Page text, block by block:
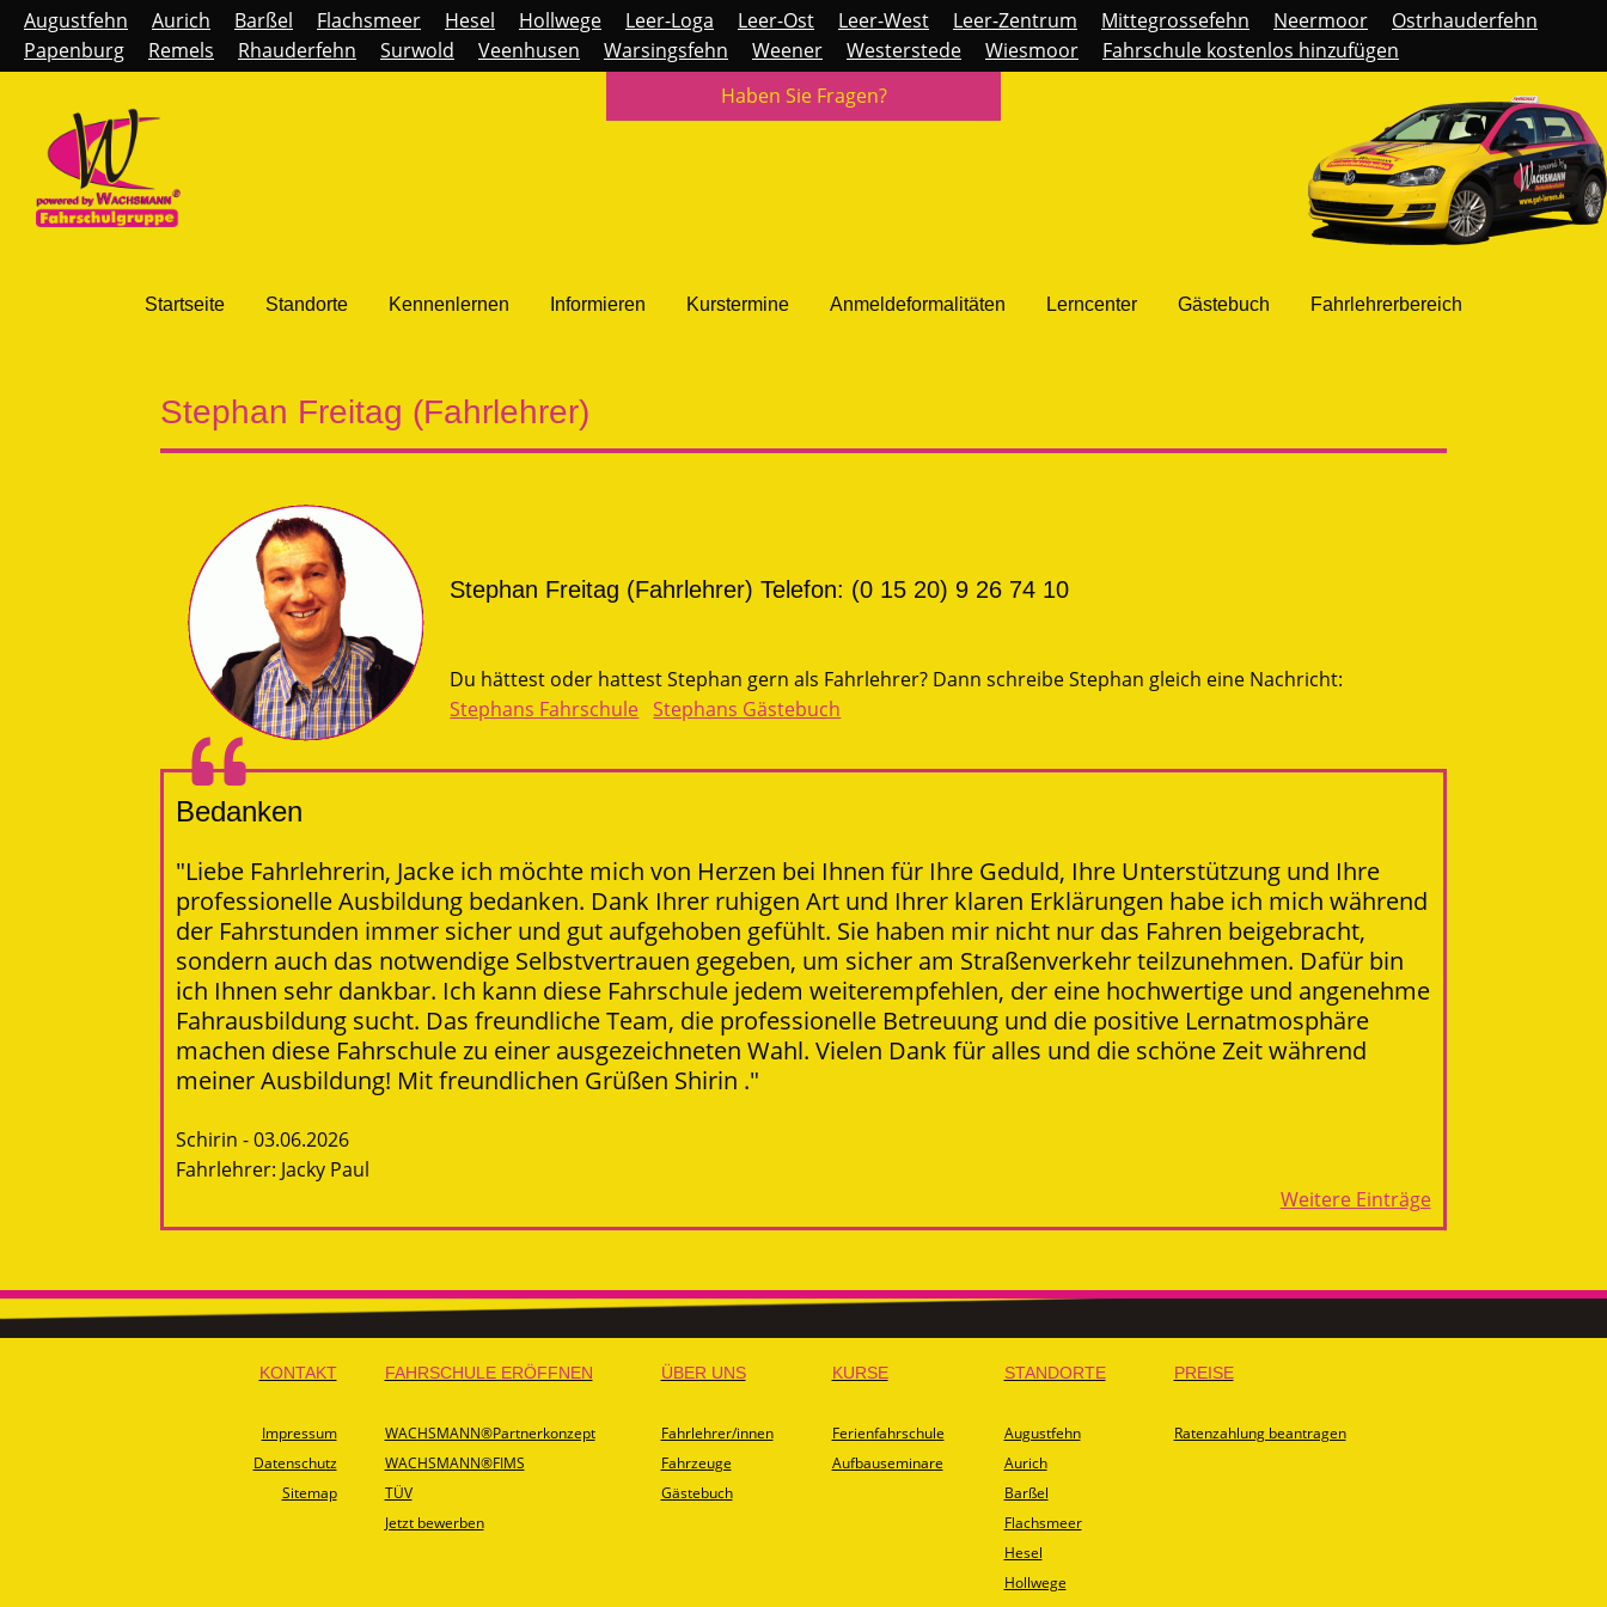
Augustfehn Aurich Barßel Flachsmeer Hesel Hollwege Leer-Loga Leer-Ost Leer-West Leer-Zentrum Mittegrossefehn Neermoor
Ostrhauderfehn
Papenburg
Remels Rhauderfehn Surwold Veenhusen Warsingsfehn Weener Westerstede Wiesmoor
Fahrschule kostenlos hinzufügen
Haben Sie Fragen?
Startseite Standorte Kennenlernen Informieren Kurstermine Anmeldeformalitäten Lerncenter Gästebuch Fahrlehrerbereich
Stephan Freitag (Fahrlehrer)
Stephan Freitag (Fahrlehrer) Telefon: (0 15 20) 9 26 74 10
Du hättest oder hattest Stephan gern als Fahrlehrer? Dann schreibe Stephan gleich eine Nachricht:
Stephans Fahrschule
Stephans Gästebuch
Bedanken
"Liebe Fahrlehrerin, Jacke ich möchte mich von Herzen bei Ihnen für Ihre Geduld, Ihre Unterstützung und Ihre
professionelle Ausbildung bedanken. Dank Ihrer ruhigen Art und Ihrer klaren Erklärungen habe ich mich während
der Fahrstunden immer sicher und gut aufgehoben gefühlt. Sie haben mir nicht nur das Fahren beigebracht,
sondern auch das notwendige Selbstvertrauen gegeben, um sicher am Straßenverkehr teilzunehmen. Dafür bin
ich Ihnen sehr dankbar. Ich kann diese Fahrschule jedem weiterempfehlen, der eine hochwertige und angenehme
Fahrausbildung sucht. Das freundliche Team, die professionelle Betreuung und die positive Lernatmosphäre
machen diese Fahrschule zu einer ausgezeichneten Wahl. Vielen Dank für alles und die schöne Zeit während
meiner Ausbildung! Mit freundlichen Grüßen Shirin ."
Schirin - 03.06.2026
Fahrlehrer: Jacky Paul
Weitere Einträge
KONTAKT FAHRSCHULE ERÖFFNEN ÜBER UNS KURSE STANDORTE PREISE
Impressum
Datenschutz
Sitemap
WACHSMANN®Partnerkonzept
WACHSMANN®FIMS
TÜV
Jetzt bewerben
Fahrlehrer/innen
Fahrzeuge
Gästebuch
Ferienfahrschule
Aufbauseminare
Augustfehn
Aurich
Barßel
Flachsmeer
Hesel
Hollwege
Ratenzahlung beantragen